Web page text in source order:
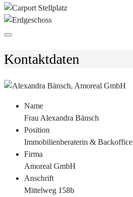
Kontaktdaten
Name
Frau Alexandra Bänsch
Position
Immobilienberaterin & Backoffice
Firma
Amoreal GmbH
Anschrift
Mittelweg 158b